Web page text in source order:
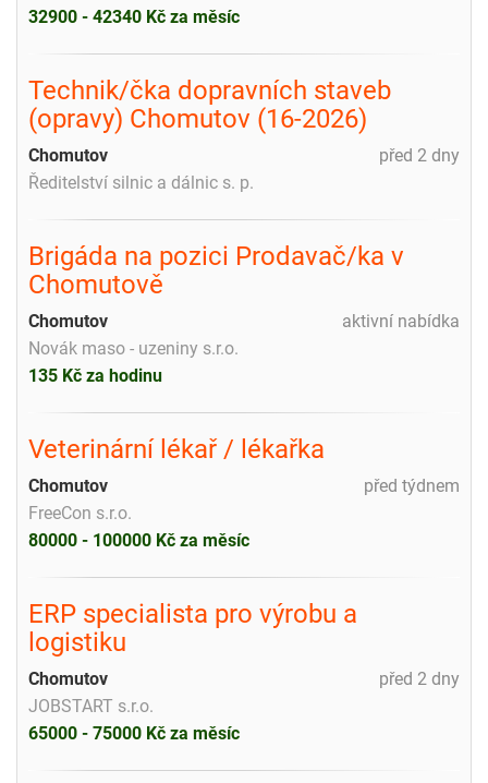
32900 - 42340 Kč za měsíc
Technik/čka dopravních staveb
(opravy) Chomutov (16-2026)
před 2 dny
Chomutov
Ředitelství silnic a dálnic s. p.
Brigáda na pozici Prodavač/ka v
Chomutově
aktivní nabídka
Chomutov
Novák maso - uzeniny s.r.o.
135 Kč za hodinu
Veterinární lékař / lékařka
před týdnem
Chomutov
FreeCon s.r.o.
80000 - 100000 Kč za měsíc
ERP specialista pro výrobu a
logistiku
před 2 dny
Chomutov
JOBSTART s.r.o.
65000 - 75000 Kč za měsíc